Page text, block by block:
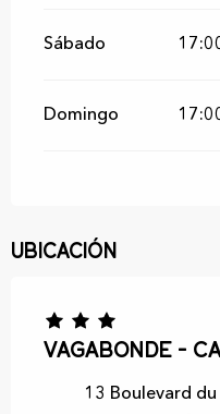
Sábado
Domingo
Ubicación
Vagabonde -
13 Boulevard